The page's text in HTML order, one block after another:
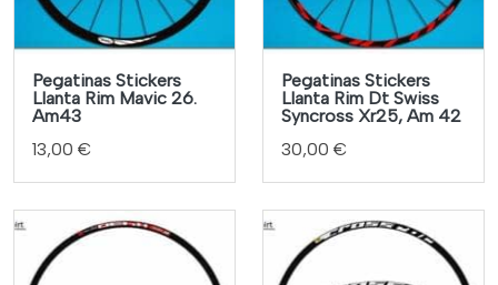
Pegatinas Stickers
Llanta Rim Mavic 26.
Am43
13,00 €
Pegatinas Stickers
Llanta Rim Dt Swiss
Syncross Xr25, Am 42
30,00 €